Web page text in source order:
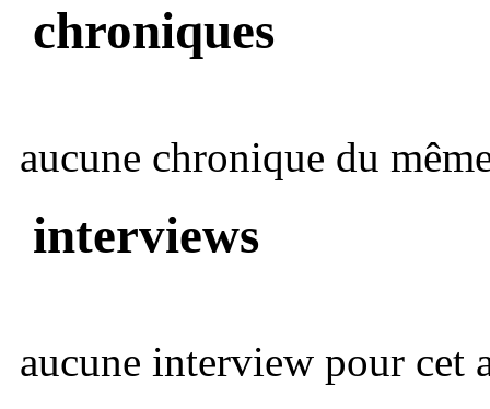
chroniques
aucune chronique du
interviews
aucune interview pour cet